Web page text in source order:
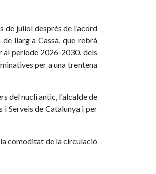
juliol després de l’acord
llarg a Cassà, que rebrà
al període 2026-2030. dels
per a una trentena
del nucli antic, l'alcalde de
Serveis de Catalunya i per
comoditat de la circulació